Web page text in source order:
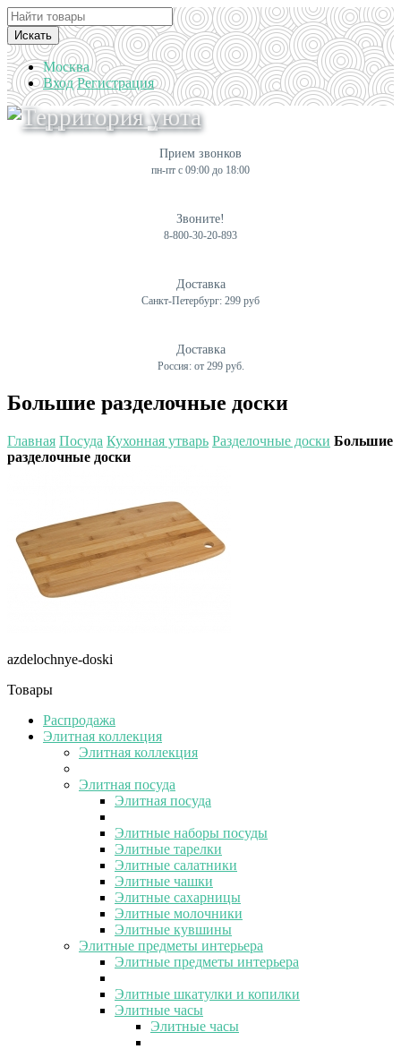
Искать
Москва
Вход Регистрация
Прием звонков
пн-пт с 09:00 до 18:00
Звоните!
8-800-30-20-893
Доставка
Санкт-Петербург: 299 руб
Доставка
Россия: от 299 руб.
Большие разделочные доски
Главная Посуда Кухонная утварь Разделочные доски Большие
разделочные доски
azdelochnye-doski
Товары
Распродажа
Элитная коллекция
Элитная коллекция
Элитная посуда
Элитная посуда
Элитные наборы посуды
Элитные тарелки
Элитные салатники
Элитные чашки
Элитные сахарницы
Элитные молочники
Элитные кувшины
Элитные предметы интерьера
Элитные предметы интерьера
Элитные шкатулки и копилки
Элитные часы
Элитные часы